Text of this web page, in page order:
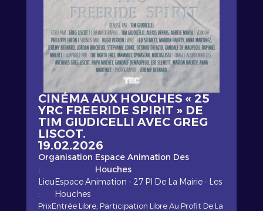
CINÉMA AUX HOUCHES « 25
YRC FREERIDE SPIRIT » DE
TIM GIUDICELLI AVEC GREG
LISCOT.
19.02.2026
Organisation
:
Espace Animation Des
Houches
Lieu
:
Espace Animation - 27 Pl De La Mairie - Les
Houches
PrixEntrée Libre, Participation Libre Au Profit De La